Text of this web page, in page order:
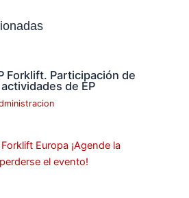
Forklift. Participación de
de EP